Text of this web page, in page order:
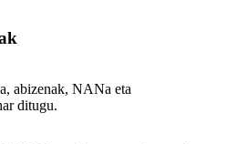
abizenak, NANa eta
ditugu.